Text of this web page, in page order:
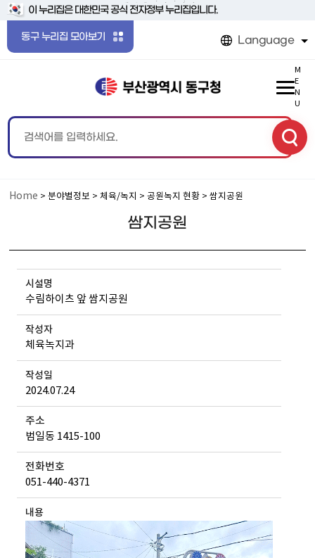
본문 바로가기
메인메뉴 바로가기
이 누리집은 대한민국 공식 전자정부 누리집입니다.
동구 누리집 모아보기 Language
M
E
N
U
Home > 분야별정보 > 체육/녹지 > 공원녹지 현황 > 쌈지공원
쌈지공원
시설명
수림하이츠 앞 쌈지공원
작성자
체육녹지과
작성일
2024.07.24
주소
범일동 1415-100
전화번호
051-440-4371
내용